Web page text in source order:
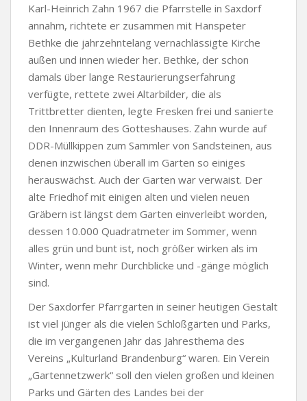
Karl-Heinrich Zahn 1967 die Pfarrstelle in Saxdorf
annahm, richtete er zusammen mit Hanspeter
Bethke die jahrzehntelang vernachlässigte Kirche
außen und innen wieder her. Bethke, der schon
damals über lange Restaurierungserfahrung
verfügte, rettete zwei Altarbilder, die als
Trittbretter dienten, legte Fresken frei und sanierte
den Innenraum des Gotteshauses. Zahn wurde auf
DDR-Müllkippen zum Sammler von Sandsteinen, aus
denen inzwischen überall im Garten so einiges
herauswächst. Auch der Garten war verwaist. Der
alte Friedhof mit einigen alten und vielen neuen
Gräbern ist längst dem Garten einverleibt worden,
dessen 10.000 Quadratmeter im Sommer, wenn
alles grün und bunt ist, noch größer wirken als im
Winter, wenn mehr Durchblicke und -gänge möglich
sind.
Der Saxdorfer Pfarrgarten in seiner heutigen Gestalt
ist viel jünger als die vielen Schloßgärten und Parks,
die im vergangenen Jahr das Jahresthema des
Vereins „Kulturland Brandenburg“ waren. Ein Verein
„Gartennetzwerk“ soll den vielen großen und kleinen
Parks und Gärten des Landes bei der